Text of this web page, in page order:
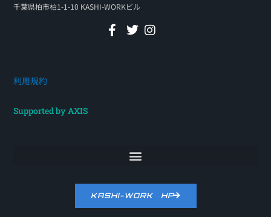
千葉県柏市柏1-1-10 KASHI-WORKビル
利用規約
Supported by AXIS
KASHI-WORK HP